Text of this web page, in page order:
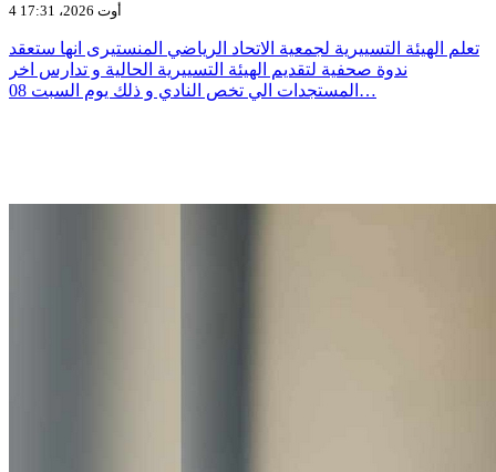
4 أوت 2026، 17:31
تعلم الهيئة التسييرية لجمعية الاتحاد الرياضي المنستيرى انها ستعقد
ندوة صحفية لتقديم الهيئة التسييرية الحالية و تدارس اخر
المستجدات الي تخص النادي و ذلك يوم السبت 08…